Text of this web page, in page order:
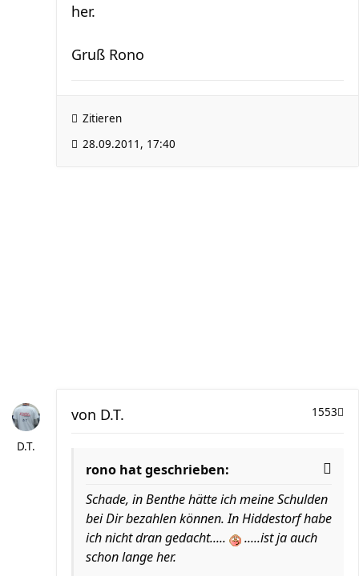
her.
Gruß Rono
Zitieren
28.09.2011, 17:40
D.T.
1553
von D.T.
rono hat geschrieben:
Schade, in Benthe hätte ich meine Schulden
bei Dir bezahlen können. In Hiddestorf habe
ich nicht dran gedacht.....
.....ist ja auch
schon lange her.